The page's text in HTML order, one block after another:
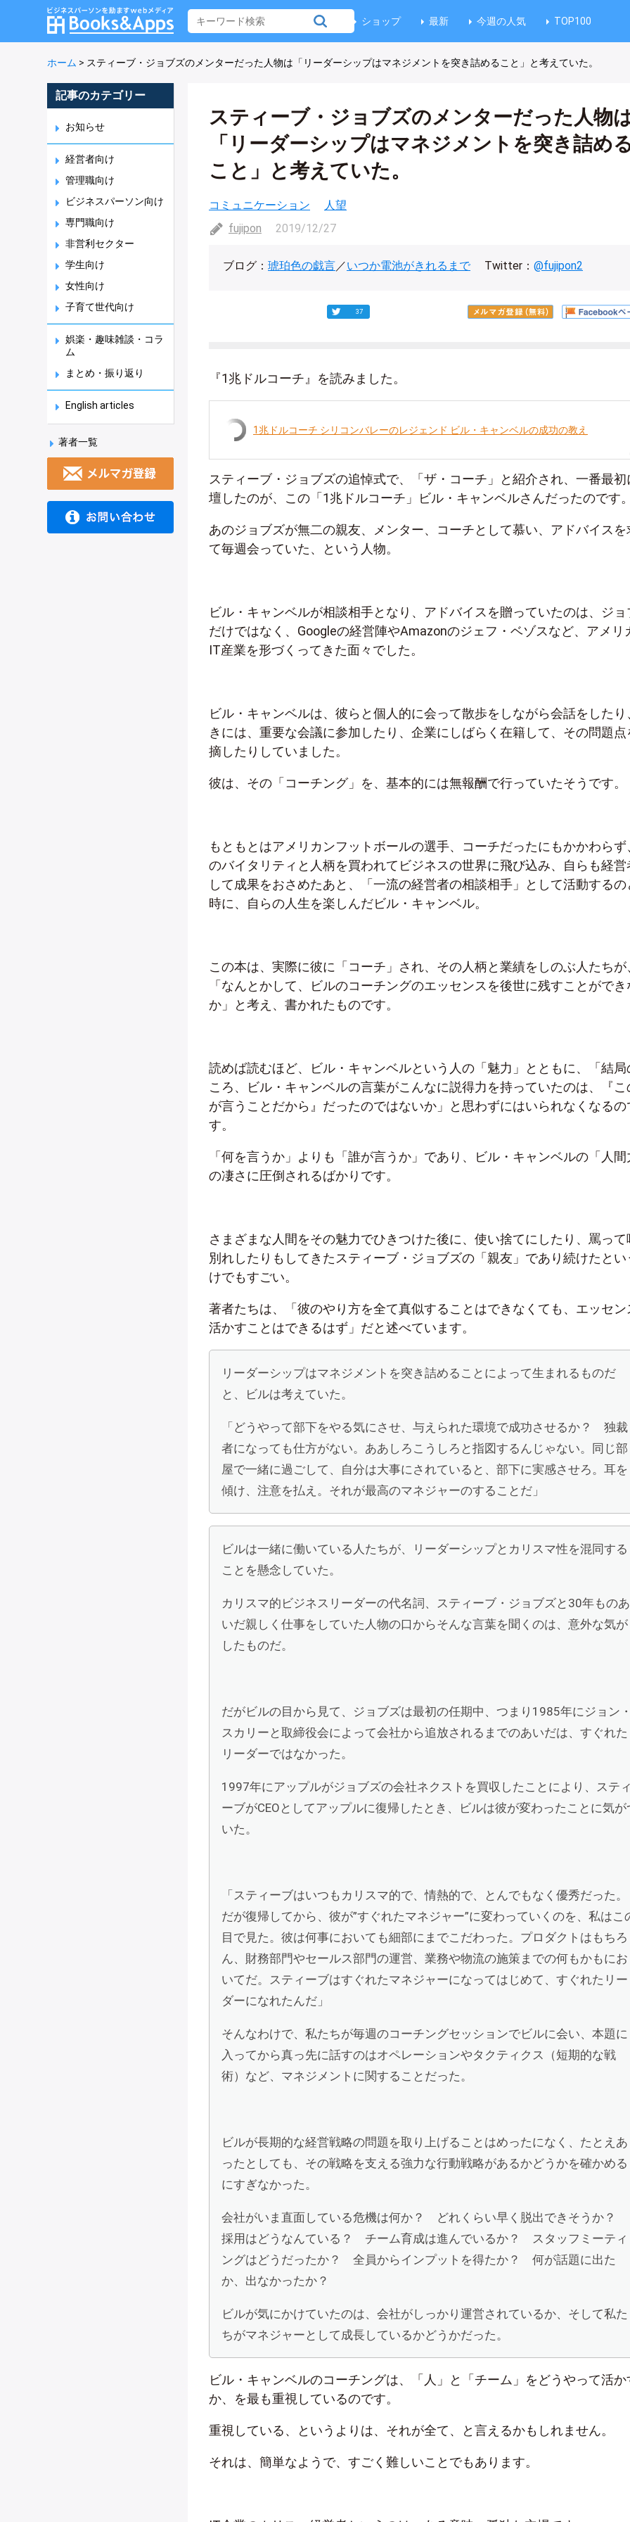
ショップ 最新 今週の人気 TOP100
ホーム > スティーブ・ジョブズのメンターだった人物は「リーダーシップはマネジメントを突き詰めること」と考えていた。
記事のカテゴリー
お知らせ
経営者向け
管理職向け
ビジネスパーソン向け
専門職向け
非営利セクター
学生向け
女性向け
子育て世代向け
娯楽・趣味雑談・コラ
ム
まとめ・振り返り
English articles
著者一覧
スティーブ・ジョブズのメンターだった人物
「リーダーシップはマネジメントを突き詰め
こと」と考えていた。
コミュニケーション
人望
fujipon
2019/12/27
ブログ： 琥珀色の戯言 ／いつか電池がきれるまで Twitter： @fujipon2
37
『1兆ドルコーチ』を読みました。
1兆ドルコーチ シリコンバレーのレジェンド ビル・キャンベルの成功の教え
スティーブ・ジョブズの追悼式で、「ザ・コーチ」と紹介され、一番最初
壇したのが、この「1兆ドルコーチ」ビル・キャンベルさんだったのです
あのジョブズが無二の親友、メンター、コーチとして慕い、アドバイスを
て毎週会っていた、という人物。
ビル・キャンベルが相談相手となり、アドバイスを贈っていたのは、ジョ
だけではなく、Googleの経営陣やAmazonのジェフ・ベゾスなど、アメリ
IT産業を形づくってきた面々でした。
ビル・キャンベルは、彼らと個人的に会って散歩をしながら会話をしたり
きには、重要な会議に参加したり、企業にしばらく在籍して、その問題点
摘したりしていました。
彼は、その「コーチング」を、基本的には無報酬で行っていたそうです。
もともとはアメリカンフットボールの選手、コーチだったにもかかわらず
のバイタリティと人柄を買われてビジネスの世界に飛び込み、自らも経営
して成果をおさめたあと、「一流の経営者の相談相手」として活動するの
時に、自らの人生を楽しんだビル・キャンベル。
この本は、実際に彼に「コーチ」され、その人柄と業績をしのぶ人たちが
「なんとかして、ビルのコーチングのエッセンスを後世に残すことができ
か」と考え、書かれたものです。
読めば読むほど、ビル・キャンベルという人の「魅力」とともに、「結局
ころ、ビル・キャンベルの言葉がこんなに説得力を持っていたのは、『こ
が言うことだから』だったのではないか」と思わずにはいられなくなるの
す。
「何を言うか」よりも「誰が言うか」であり、ビル・キャンベルの「人間
の凄さに圧倒されるばかりです。
さまざまな人間をその魅力でひきつけた後に、使い捨てにしたり、罵って
別れしたりもしてきたスティーブ・ジョブズの「親友」であり続けたとい
けでもすごい。
著者たちは、「彼のやり方を全て真似することはできなくても、エッセン
活かすことはできるはず」だと述べています。
リーダーシップはマネジメントを突き詰めることによって生まれるものだ
と、ビルは考えていた。
「どうやって部下をやる気にさせ、与えられた環境で成功させるか？ 独裁
者になっても仕方がない。ああしろこうしろと指図するんじゃない。同じ部
屋で一緒に過ごして、自分は大事にされていると、部下に実感させろ。耳を
傾け、注意を払え。それが最高のマネジャーのすることだ」
ビルは一緒に働いている人たちが、リーダーシップとカリスマ性を混同する
ことを懸念していた。
カリスマ的ビジネスリーダーの代名詞、スティーブ・ジョブズと30年ものあ
いだ親しく仕事をしていた人物の口からそんな言葉を聞くのは、意外な気が
したものだ。
だがビルの目から見て、ジョブズは最初の任期中、つまり1985年にジョン
スカリーと取締役会によって会社から追放されるまでのあいだは、すぐれた
リーダーではなかった。
1997年にアップルがジョブズの会社ネクストを買収したことにより、ステ
ーブがCEOとしてアップルに復帰したとき、ビルは彼が変わったことに気が
いた。
「スティーブはいつもカリスマ的で、情熱的で、とんでもなく優秀だった。
だが復帰してから、彼が”すぐれたマネジャー”に変わっていくのを、私はこ
目で見た。彼は何事においても細部にまでこだわった。プロダクトはもちろ
ん、財務部門やセールス部門の運営、業務や物流の施策までの何もかもにお
いてだ。スティーブはすぐれたマネジャーになってはじめて、すぐれたリー
ダーになれたんだ」
そんなわけで、私たちが毎週のコーチングセッションでビルに会い、本題に
入ってから真っ先に話すのはオペレーションやタクティクス（短期的な戦
術）など、マネジメントに関することだった。
ビルが長期的な経営戦略の問題を取り上げることはめったになく、たとえあ
ったとしても、その戦略を支える強力な行動戦略があるかどうかを確かめる
にすぎなかった。
会社がいま直面している危機は何か？ どれくらい早く脱出できそうか？
採用はどうなんている？ チーム育成は進んでいるか？ スタッフミーティ
ングはどうだったか？ 全員からインプットを得たか？ 何が話題に出た
か、出なかったか？
ビルが気にかけていたのは、会社がしっかり運営されているか、そして私た
ちがマネジャーとして成長しているかどうかだった。
ビル・キャンベルのコーチングは、「人」と「チーム」をどうやって活か
か、を最も重視しているのです。
重視している、というよりは、それが全て、と言えるかもしれません。
それは、簡単なようで、すごく難しいことでもあります。